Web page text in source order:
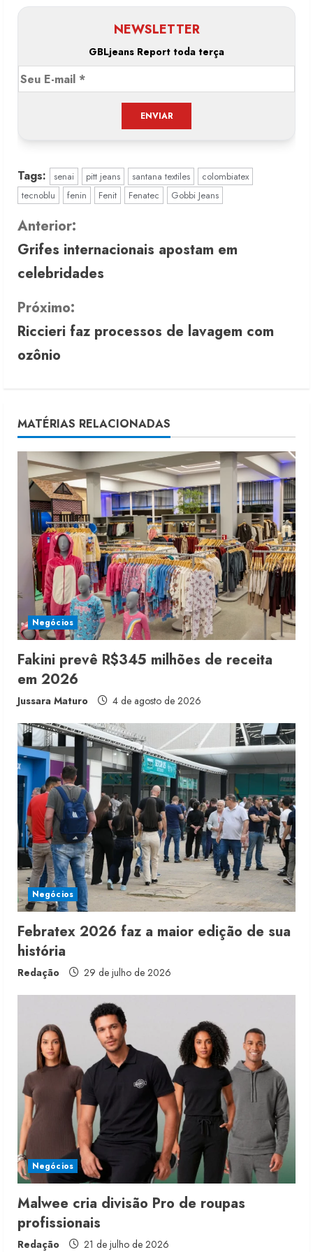
NEWSLETTER
GBLjeans Report toda terça
Tags: senai pitt jeans santana textiles
colombiatex
tecnoblu
fenin Fenit Fenatec Gobbi Jeans
C
o
n
t
i
e
R
n
g
Anterior:
Grifes internacionais apostam em
celebridades
Próximo:
Riccieri faz processos de lavagem com
ozônio
MATÉRIAS RELACIONADAS
Negócios
Fakini prevê R$345 milhões de receita
em 2026
Jussara Maturo 4 de agosto de 2026
Negócios
Febratex 2026 faz a maior edição de sua
história
Redação 29 de julho de 2026
Negócios
Malwee cria divisão Pro de roupas
profissionais
Redação 21 de julho de 2026
Moda vende US$63,7 bilhões em
produtos licenciados
6 de agosto de 2026
3
Renata Caixeta assume Movimento
Sou de Algodão
5 de agosto de 2026
receita em 2026